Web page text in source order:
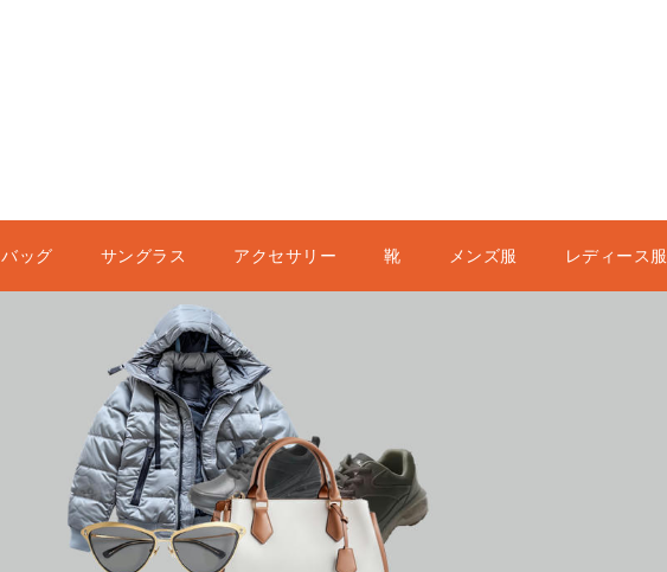
バッグ サングラス アクセサリー 靴 メンズ服 レディース服